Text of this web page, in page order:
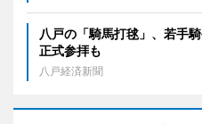
八戸の「騎馬打毬」、若手
正式参拝も
八戸経済新聞